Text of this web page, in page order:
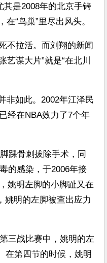
其是2008年的北京手铐
“鸟巢”里尽出风头。
不拉活。而刘翔的新闻
谋大片”就是“在北川
非如此。2002年江泽民
经在NBA效力了7个年
踝骨刺拔除手术，同
的感染，于2006年接
姚明左脚的小脚趾又在
姚明的左脚被查出应力
三战比赛中，姚明的左
在第四节的时候，姚明